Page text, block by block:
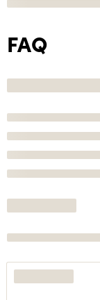
FAQ